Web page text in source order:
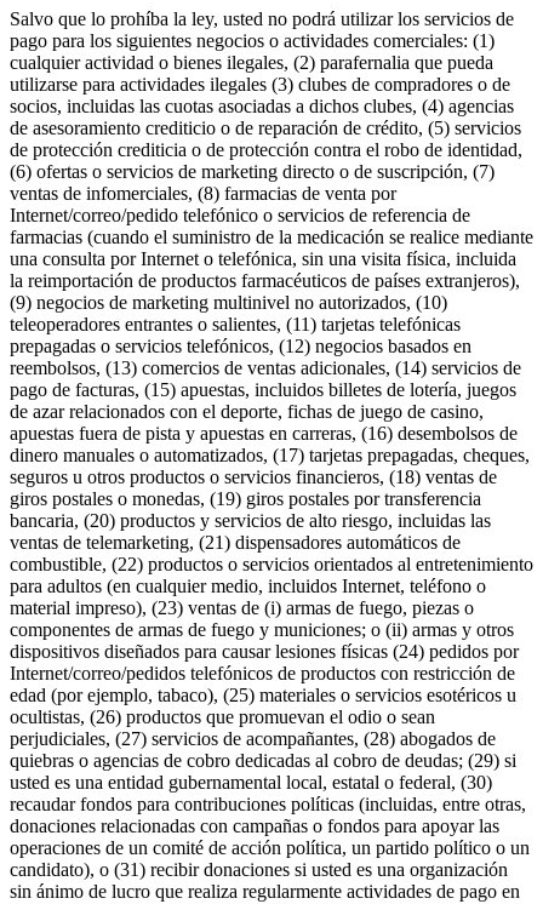
Descripción general
Cambia a Square
Tipos
Hogar y comercio
Servicios automotrices
Transporte
Contratistas y especialistas
Servicios profesionales
Servicios mascotas
Organizaciones y entidades sin fines de lucro
Servicios limpieza
Jardinería y actividades al aire libre
Diversión
Servicios de salud
Capacidades
Acepta pagos
Consigue más ventas
Mantén todo organizado
Administra el flujo de caja
Destaca tu marca
Automatiza y ahorra tiempo
Haz que tus clientes regresen
Hardware
Salvo que lo prohíba la ley, usted no podrá utilizar los servicios de
pago para los siguientes negocios o actividades comerciales: (1)
cualquier actividad o bienes ilegales, (2) parafernalia que pueda
utilizarse para actividades ilegales (3) clubes de compradores o de
socios, incluidas las cuotas asociadas a dichos clubes, (4) agencias
de asesoramiento crediticio o de reparación de crédito, (5) servicios
de protección crediticia o de protección contra el robo de identidad,
(6) ofertas o servicios de marketing directo o de suscripción, (7)
ventas de infomerciales, (8) farmacias de venta por
Internet/correo/pedido telefónico o servicios de referencia de
farmacias (cuando el suministro de la medicación se realice mediante
una consulta por Internet o telefónica, sin una visita física, incluida
la reimportación de productos farmacéuticos de países extranjeros),
(9) negocios de marketing multinivel no autorizados, (10)
teleoperadores entrantes o salientes, (11) tarjetas telefónicas
prepagadas o servicios telefónicos, (12) negocios basados en
reembolsos, (13) comercios de ventas adicionales, (14) servicios de
pago de facturas, (15) apuestas, incluidos billetes de lotería, juegos
de azar relacionados con el deporte, fichas de juego de casino,
apuestas fuera de pista y apuestas en carreras, (16) desembolsos de
dinero manuales o automatizados, (17) tarjetas prepagadas, cheques,
seguros u otros productos o servicios financieros, (18) ventas de
giros postales o monedas, (19) giros postales por transferencia
bancaria, (20) productos y servicios de alto riesgo, incluidas las
ventas de telemarketing, (21) dispensadores automáticos de
combustible, (22) productos o servicios orientados al entretenimiento
para adultos (en cualquier medio, incluidos Internet, teléfono o
material impreso), (23) ventas de (i) armas de fuego, piezas o
componentes de armas de fuego y municiones; o (ii) armas y otros
dispositivos diseñados para causar lesiones físicas (24) pedidos por
Internet/correo/pedidos telefónicos de productos con restricción de
edad (por ejemplo, tabaco), (25) materiales o servicios esotéricos u
ocultistas, (26) productos que promuevan el odio o sean
perjudiciales, (27) servicios de acompañantes, (28) abogados de
quiebras o agencias de cobro dedicadas al cobro de deudas; (29) si
usted es una entidad gubernamental local, estatal o federal, (30)
recaudar fondos para contribuciones políticas (incluidas, entre otras,
donaciones relacionadas con campañas o fondos para apoyar las
operaciones de un comité de acción política, un partido político o un
candidato), o (31) recibir donaciones si usted es una organización
sin ánimo de lucro que realiza regularmente actividades de pago en